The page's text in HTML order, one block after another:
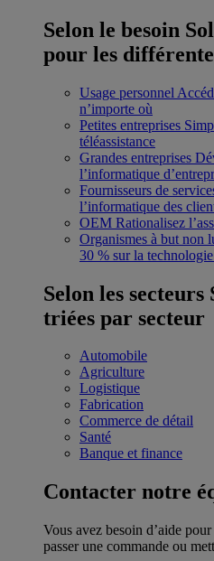
Selon le besoin
pour les
Usage personnel
n’importe où
Petites entreprises
téléassistance
Grandes entreprises
l’informatique
Fournisseurs de
l’informatique des
OEM Rationalisez
Organismes à but non
30 % sur la
Selon les secteurs
triées par secteur
Automobile
Agriculture
Logistique
Fabrication
Commerce de détail
Santé
Banque et finance
Contacter notre
Vous avez besoin d’aide
passer une commande ou